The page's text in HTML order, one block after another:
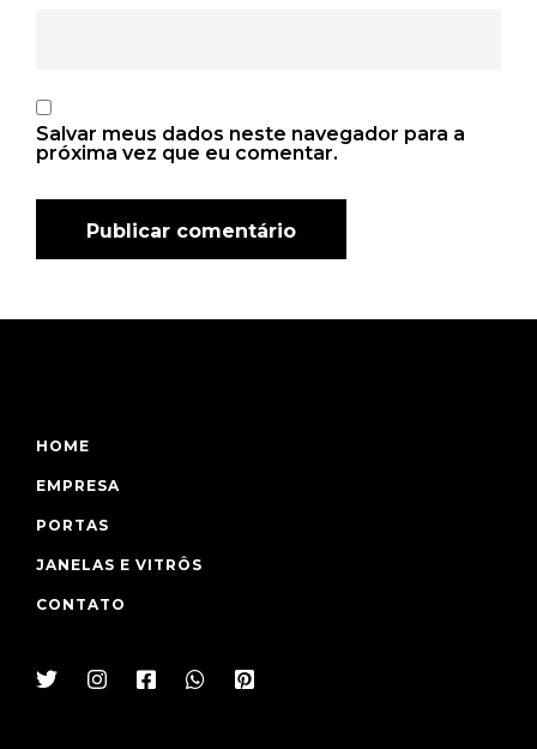
Salvar meus dados neste navegador para a
próxima vez que eu comentar.
HOME
EMPRESA
PORTAS
JANELAS E VITRÔS
CONTATO